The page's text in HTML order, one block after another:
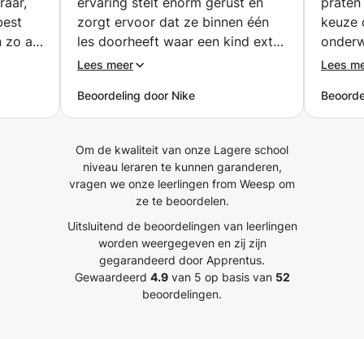
zo af
zorgt ervoor dat ze binnen één
les doorheeft waar een kind extra
steun en/of motivatie kan
voor kinderen en het vak in
combinatie met haar kordate
fijne en efficiënte interactie. ”
Lees meer
Beoordeling door Nike
keuze
dit
te
Lees
Om de kwaliteit van onze Lagere school
niveau leraren te kunnen garanderen,
vragen we onze leerlingen from Weesp om
ze te beoordelen.
Uitsluitend de beoordelingen van leerlingen
worden weergegeven en zij zijn
gegarandeerd door Apprentus.
Gewaardeerd 4.9van 5 op basis van 52
beoordelingen.